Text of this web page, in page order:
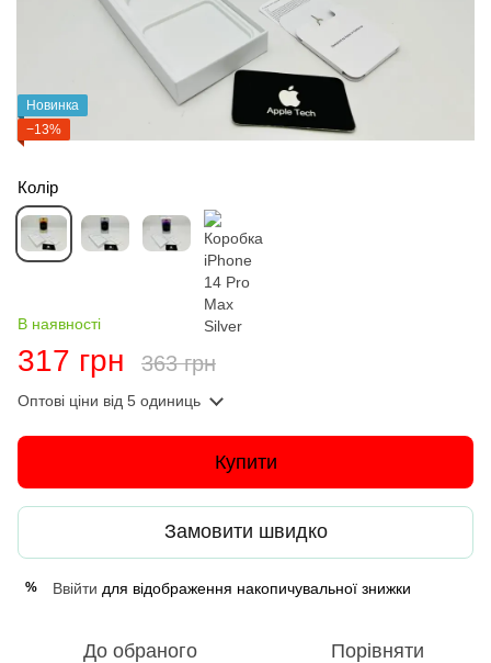
Новинка
−13%
Колір
В наявності
317 грн 363 грн
Оптові ціни від 5 одиниць
Купити
Замовити швидко
% Ввійти для відображення накопичувальної знижки
До обраного Порівняти